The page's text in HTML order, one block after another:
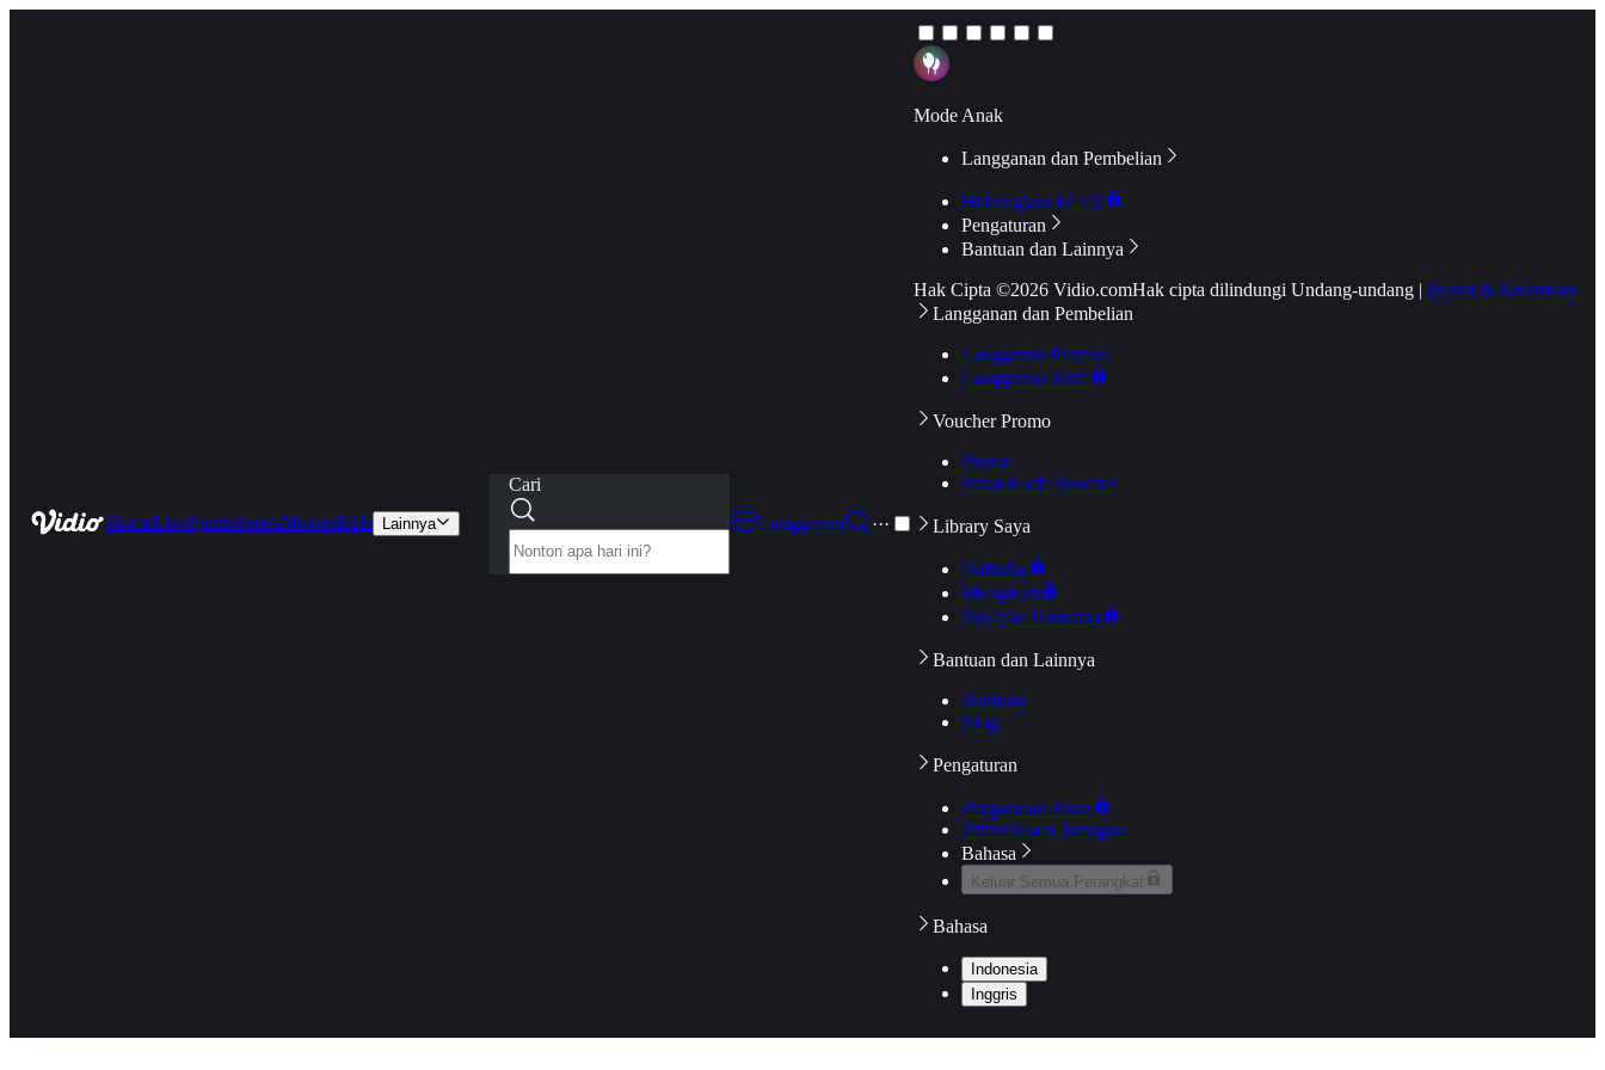
HomeLiveSportsSeriesMoviesKids Lainnya
Cari
Langganan
···
Mode Anak
Langganan dan Pembelian
Hubungkan ke TV
Pengaturan
Bantuan dan Lainnya
Hak Cipta ©2026 Vidio.comHak cipta dilindungi Undang-undang | Syarat & Ketentuan
Langganan dan Pembelian
Langganan Premier
Langganan Aktif
Voucher Promo
Promo
Pakai Kode Voucher
Library Saya
Daftarku
Mengikuti
Riwayat Tontonan
Bantuan dan Lainnya
Bantuan
Blog
Pengaturan
Pengaturan Akun
Pemeriksaan Jaringan
Bahasa
Keluar Semua Perangkat
Bahasa
Indonesia
Inggris